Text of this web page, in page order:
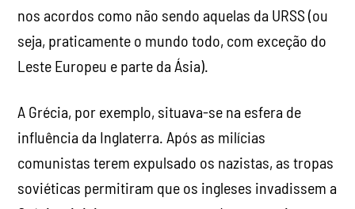
nos acordos como não sendo aquelas da URSS (ou
seja, praticamente o mundo todo, com exceção do
Leste Europeu e parte da Ásia).
A Grécia, por exemplo, situava-se na esfera de
influência da Inglaterra. Após as milícias
comunistas terem expulsado os nazistas, as tropas
soviéticas permitiram que os ingleses invadissem a